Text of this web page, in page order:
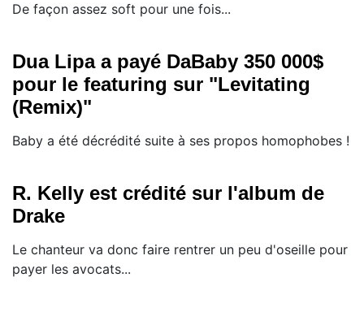
De façon assez soft pour une fois...
Dua Lipa a payé DaBaby 350 000$
pour le featuring sur "Levitating
(Remix)"
Baby a été décrédité suite à ses propos homophobes !
R. Kelly est crédité sur l'album de
Drake
Le chanteur va donc faire rentrer un peu d'oseille pour
payer les avocats...